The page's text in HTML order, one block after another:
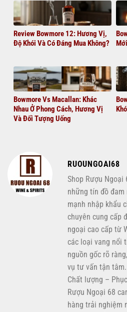
Review Bowmore 12: Hương Vị,
Độ Khói Và Có Đáng Mua Không?
Bowmore Vs Macallan: Khác
Nhau Ở Phong Cách, Hương Vị
Và Đối Tượng Uống
RUOUNGOAI68
Shop Rượu
những tín đồ
mạnh nhập khẩu
chuyên cung cấp
ngoại cao cấp từ
các loại vang nổi
nguồn gốc rõ
vụ tư vấn tận
Chất lượng –
Rượu Ngoại 68
hàng trải nghiệm